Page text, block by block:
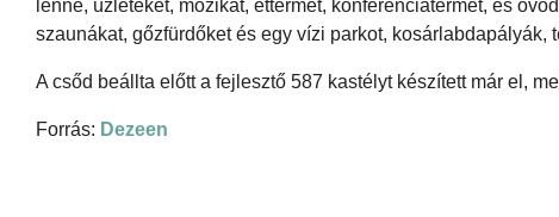
lenne, üzleteket, mozikat, éttermet, konferenciatermet, és
szaunákat, gőzfürdőket és egy vízi parkot, kosárlabdapályák,
A csőd beállta előtt a fejlesztő 587 kastélyt készített már el,
Forrás: Dezeen